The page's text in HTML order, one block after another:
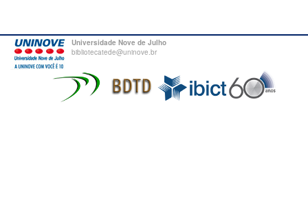
Universidade Nove de Julho
bibliotecatede@uninove.br